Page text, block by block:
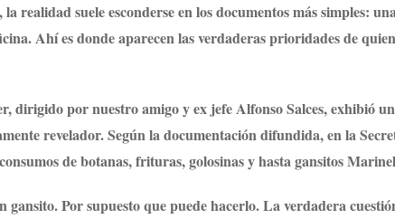
realidad suele esconderse en los documentos más simples:
Ahí es donde aparecen las verdaderas prioridades de
dirigido por nuestro amigo y ex jefe Alfonso Salces, exhibió un
revelador. Según la documentación difundida, en la
de botanas, frituras, golosinas y hasta gansitos
Por supuesto que puede hacerlo. La verdadera